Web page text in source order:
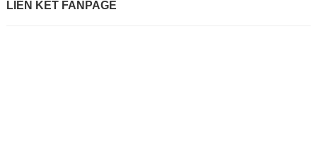
LIÊN KẾT FANPAGE